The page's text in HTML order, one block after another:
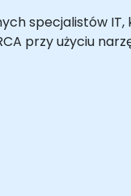
specjalistów
przy użyciu